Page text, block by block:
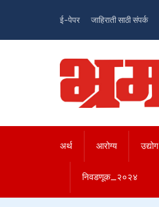
ई-पेपर जाहिराती साठी संपर्क
अर्थ आरोग्य उद्योग
निवडणूक_२०२४